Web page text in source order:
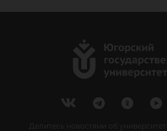
Делитесь новостями об